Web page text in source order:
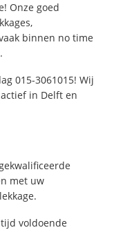
Onze goed
binnen no time
015-3061015! Wij
in Delft en
met uw
voldoende